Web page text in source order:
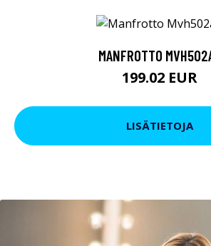
MANFROTTO
199.02 EUR
LISÄTIETOJA